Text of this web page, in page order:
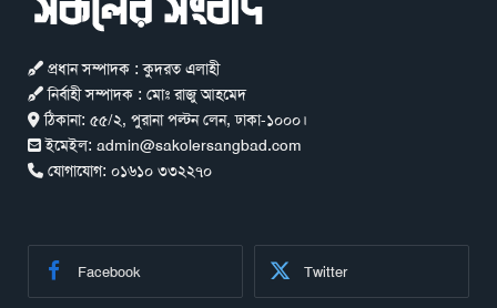
প্রধান সম্পাদক : কুদরত এলাহী
নির্বাহী সম্পাদক : মোঃ রাজু আহমেদ
ঠিকানা: ৫৫/২, পুরানা পল্টন লেন, ঢাকা-১০০০।
ইমেইল: admin@sakolersangbad.com
যোগাযোগ: ০১৬১০ ৩৩২২৭০
Facebook Twitter